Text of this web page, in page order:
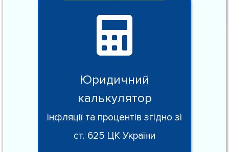
Юридичний
калькулятор
інфляції та процентів згідно зі
ст. 625 ЦК України